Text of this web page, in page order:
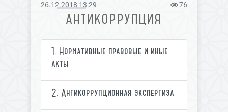
26.12.2018 13:29 76
АНТИКОРРУПЦИЯ
1. Нормативные правовые и иные
акты
2. Антикоррупционная экспертиза